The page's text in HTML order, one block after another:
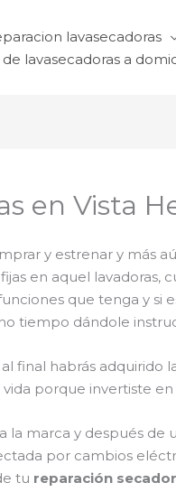
lavasecadoras
lavasecadoras a
en Vista
y estrenar y más
en aquel
que tenga y
tiempo dándole
final habrás adquirido
porque invertiste
la marca y después
por cambios
tu reparación